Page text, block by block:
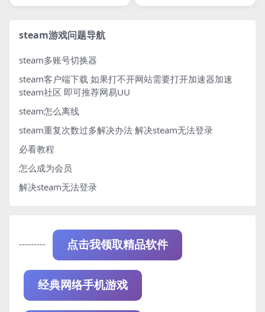
steam游戏问题导航
steam多账号切换器
steam客户端下载 如果打不开网站需要打开加速器加速
steam社区 即可推荐网易UU
steam怎么离线
steam重复次数过多解决办法 解决steam无法登录
必看教程
怎么成为会员
解决steam无法登录
--------- 点击我领取精品软件
经典网络手机游戏